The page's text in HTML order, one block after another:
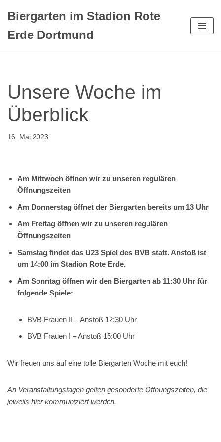
Inhalt
Biergarten im Stadion Rote
Erde Dortmund
Unsere Woche im
Überblick
16. Mai 2023
Am Mittwoch öffnen wir zu unseren regulären
Öffnungszeiten
Am Donnerstag öffnet der Biergarten bereits um 13 Uhr
Am Freitag öffnen wir zu unseren regulären
Öffnungszeiten
Samstag findet das U23 Spiel des BVB statt. Anstoß ist
um 14:00 im Stadion Rote Erde.
Am Sonntag öffnen wir den Biergarten ab 11:30 Uhr für
folgende Spiele:
BVB Frauen II – Anstoß 12:30 Uhr
BVB Frauen I – Anstoß 15:00 Uhr
Wir freuen uns auf eine tolle Biergarten Woche mit euch!
An Veranstaltungstagen gelten gesonderte Öffnungszeiten, die
jeweils hier kommuniziert werden.